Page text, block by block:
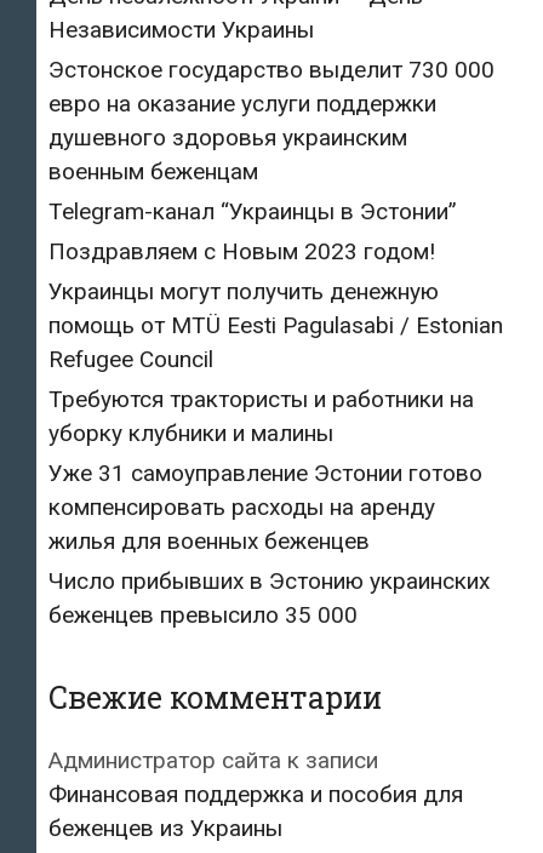
Независимости Украины
Эстонское государство выделит 730 000
евро на оказание услуги поддержки
душевного здоровья украинским
военным беженцам
Telegram-канал “Украинцы в Эстонии”
Поздравляем с Новым 2023 годом!
Украинцы могут получить денежную
помощь от MTÜ Eesti Pagulasabi / Estonian
Refugee Council
Требуются трактористы и работники на
уборку клубники и малины
Уже 31 самоуправление Эстонии готово
компенсировать расходы на аренду
жилья для военных беженцев
Число прибывших в Эстонию украинских
беженцев превысило 35 000
Свежие комментарии
Администратор сайта к записи
Финансовая поддержка и пособия для
беженцев из Украины